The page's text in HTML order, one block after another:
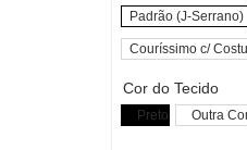
Padrão (J-Serrano)
Couríssimo c/
Cor do Tecido
Preto Outra